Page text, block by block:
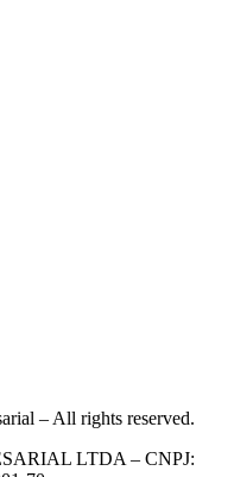
– All rights reserved.
LTDA – CNPJ: